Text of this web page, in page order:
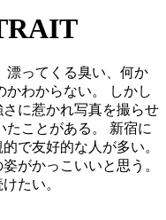
漂ってくる臭い、何か
かわからない。 しかし
に惹かれ写真を撮らせ
たことがある。 新宿に
で友好的な人が多い。
がかっこいいと思う。
たい。